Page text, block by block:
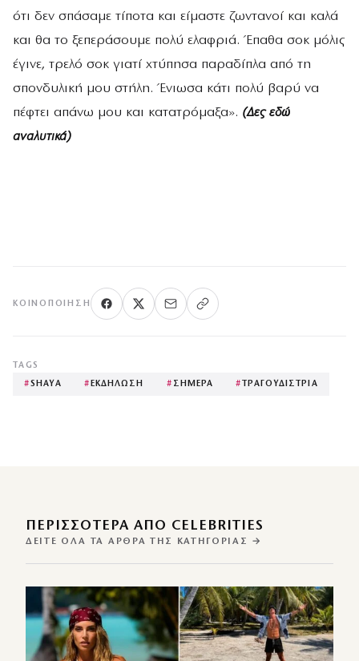
ότι δεν σπάσαμε τίποτα και είμαστε ζωντανοί και καλά
και θα το ξεπεράσουμε πολύ ελαφριά. Έπαθα σοκ μόλις
έγινε, τρελό σοκ γιατί χτύπησα παραδίπλα από τη
σπονδυλική μου στήλη. Ένιωσα κάτι πολύ βαρύ να
πέφτει απάνω μου και κατατρόμαξα». (Δες εδώ
αναλυτικά)
ΚΟΙΝΟΠΟΊΗΣΗ
TAGS
#SHAYA # ΕΚΔΗΛΩΣΗ # ΣΗΜΕΡΑ # ΤΡΑΓΟΥΔΙΣΤΡΙΑ
ΠΕΡΙΣΣΌΤΕΡΑ ΑΠΌ CELEBRITIES
ΔΕΊΤΕ ΌΛΑ ΤΑ ΆΡΘΡΑ ΤΗΣ ΚΑΤΗΓΟΡΊΑΣ →